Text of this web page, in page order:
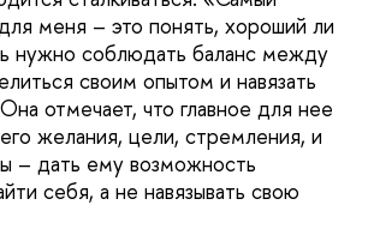
меня – это понять, хороший ли
нужно соблюдать баланс между
своим опытом и навязать
отмечает, что главное для нее
желания, цели, стремления, и
– дать ему возможность
себя, а не навязывать свою